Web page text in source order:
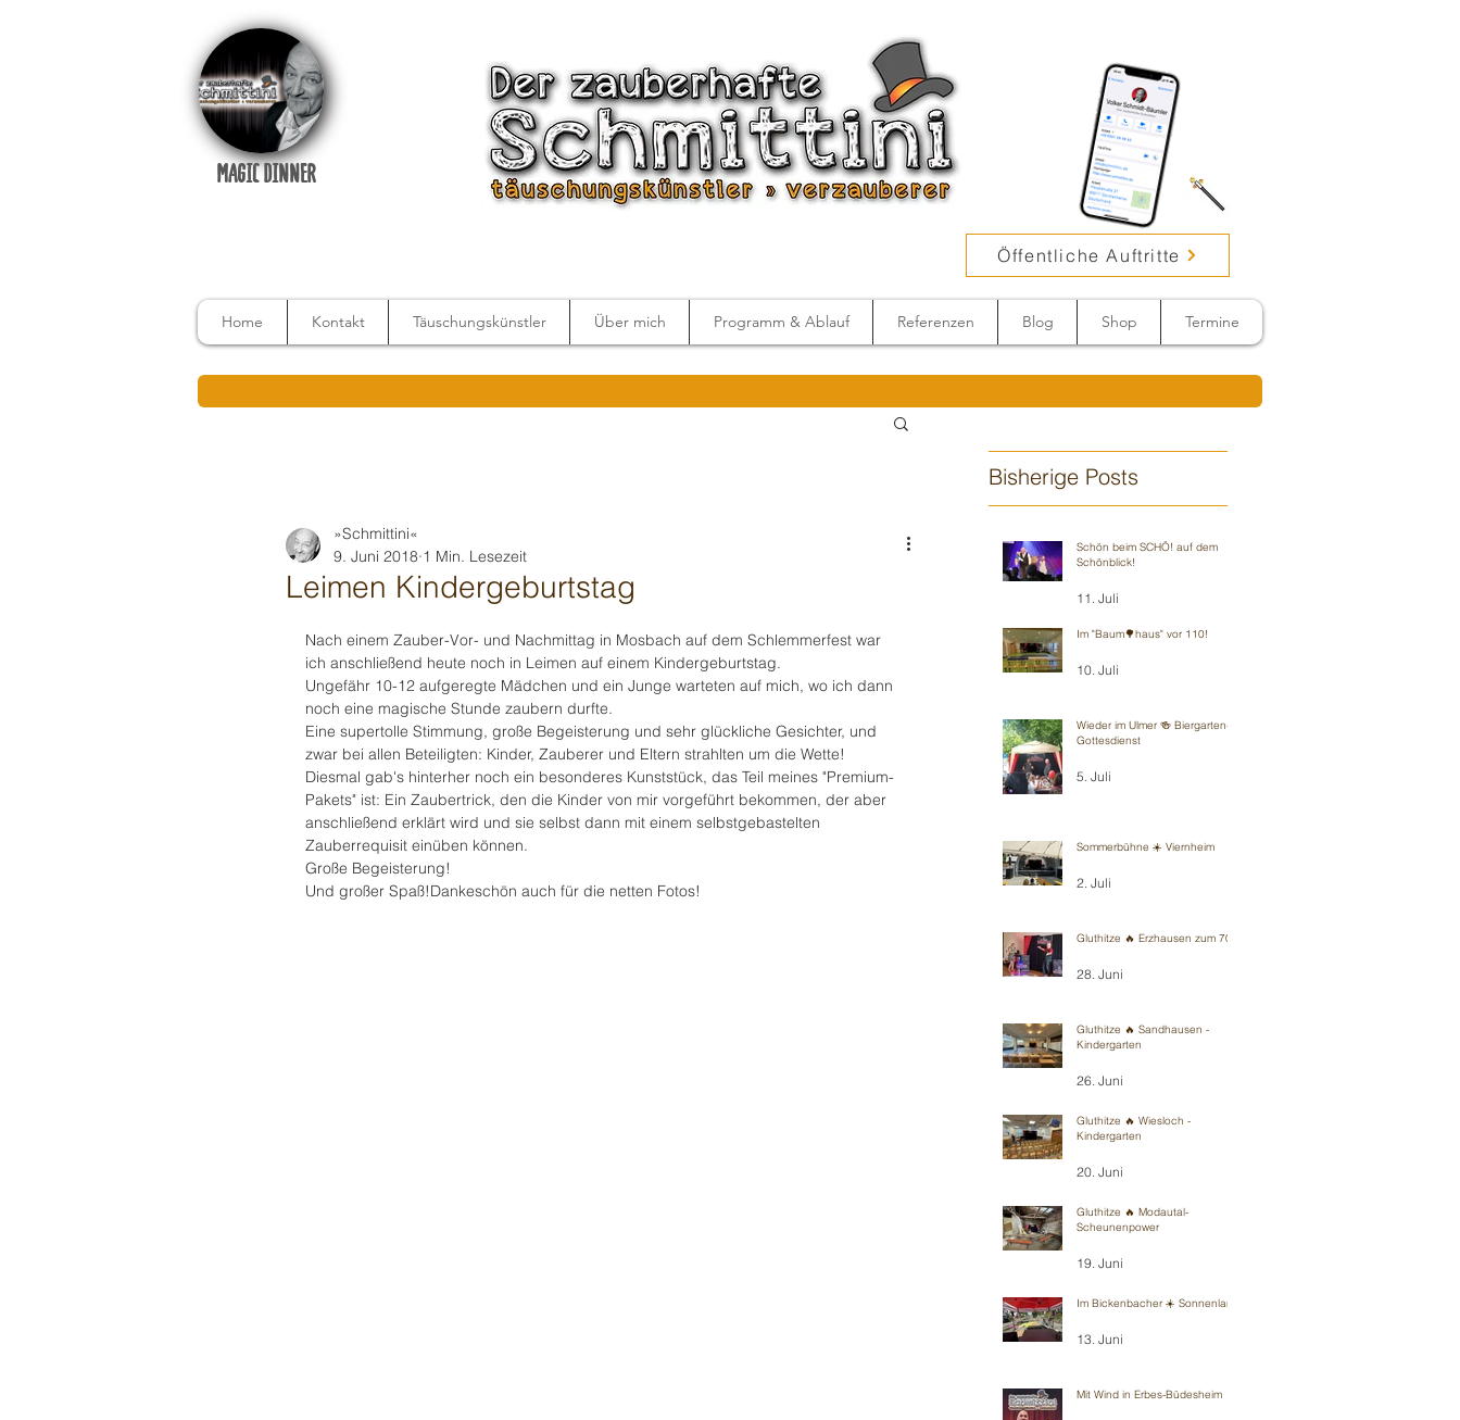
MAGIC DINNER
Öffentliche Auftritte
Home Kontakt Täuschungskünstler Über mich Programm & Ablauf Referenzen Blog Shop Termine
Leimen Kindergeburtstag
»Schmittini«
9. Juni 2018 1 Min. Lesezeit
Nach einem Zauber-Vor- und Nachmittag in Mosbach auf dem Schlemmerfest war
ich anschließend heute noch in Leimen auf einem Kindergeburtstag.
Ungefähr 10-12 aufgeregte Mädchen und ein Junge warteten auf mich, wo ich dann
noch eine magische Stunde zaubern durfte.
Eine supertolle Stimmung, große Begeisterung und sehr glückliche Gesichter, und
zwar bei allen Beteiligten: Kinder, Zauberer und Eltern strahlten um die Wette!
Diesmal gab's hinterher noch ein besonderes Kunststück, das Teil meines "Premium-
Pakets" ist: Ein Zaubertrick, den die Kinder von mir vorgeführt bekommen, der aber
anschließend erklärt wird und sie selbst dann mit einem selbstgebastelten
Zauberrequisit einüben können.
Große Begeisterung!
Und großer Spaß!Dankeschön auch für die netten Fotos!
Bisherige Posts
Schön beim SCHÖ! auf dem
Schönblick!
11. Juli
Im "Baum🌳haus" vor 110!
10. Juli
Wieder im Ulmer 🍻 Biergarten-
Gottesdienst
5. Juli
Sommerbühne ☀️ Viernheim
2. Juli
Gluthitze 🔥 Erzhausen zum 70.
28. Juni
Gluthitze 🔥 Sandhausen -
Kindergarten
26. Juni
Gluthitze 🔥 Wiesloch -
Kindergarten
20. Juni
Gluthitze 🔥 Modautal-
Scheunenpower
19. Juni
Im Bickenbacher ☀️ Sonnenland
13. Juni
Mit Wind in Erbes-Büdesheim